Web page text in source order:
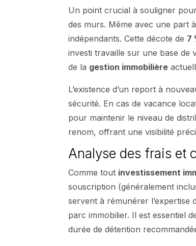
Un point crucial à souligner
des murs. Même avec une part à
indépendants. Cette décote de 7
investi travaille sur une base de
de la gestion immobilière
L’existence d’un report à
sécurité. En cas de vacance
pour maintenir le niveau de
renom, offrant une visibilité
Analyse des frais et
Comme tout investissement
souscription (généralement
servent à rémunérer l’expertise
parc immobilier. Il est essentiel
durée de détention